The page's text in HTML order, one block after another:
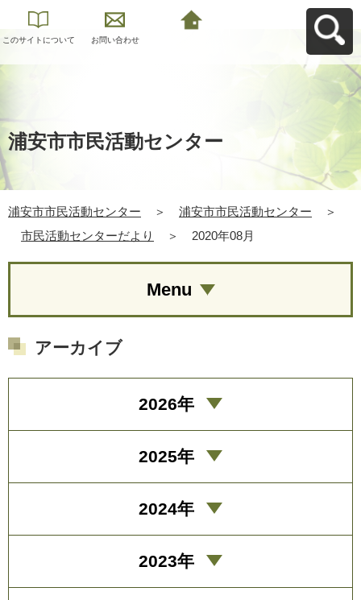
このサイトについて お問い合わせ
浦安市市民活動センター
浦安市市民活動センター ＞ 浦安市市民活動センター
＞
市民活動センターだより
＞ 2020年08月
Menu
アーカイブ
2026年
2025年
2024年
2023年